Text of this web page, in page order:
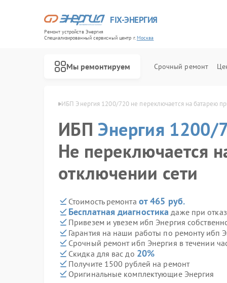
FIX-ЭНЕРГИЯ
Ремонт устройств Энергия
Специализированный cервисный центр г.Москва
Мы ремонтируем Срочный ремонт
1200/720 в Москве ИБП Энергия 1200/720 не переключается на батарею
ИБПЭнергия 1200/
Не переключается
отключении сети
Стоимость ремонта от 465 руб.
Бесплатная диагностика даже при
Привезем и увезем ибп Энергия
Гарантия на наши работы по ремонту ибп
Срочный ремонт ибп Энергия в течении
Скидка для вас до 20%
Получите 1500 рублей на ремонт
Оригинальные комплектующие Энергия